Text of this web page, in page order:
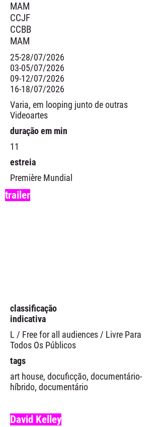
MAM
CCJF
CCBB
MAM
25-28/07/2026
03-05/07/2026
09-12/07/2026
16-18/07/2026
Varia, em looping junto de outras
Videoartes
duração em min
11
estreia
Première Mundial
trailer
classificação
indicativa
L / Free for all audiences / Livre Para
Todos Os Públicos
tags
art house, docuficção, documentário-
híbrido, documentário
David Kelley